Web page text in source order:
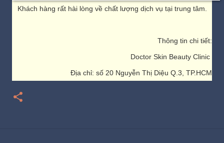
Khách hàng rất hài lòng về chất lượng dịch vụ tại trung tâm.
Thông tin chi tiết:
Doctor Skin Beauty Clinic
Địa chỉ: số 20 Nguyễn Thị Diệu Q.3, TP.HCM